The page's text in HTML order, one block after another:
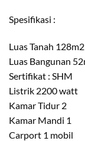
Spesifikasi :
Luas Tanah 128m2
Luas Bangunan
Sertifikat : SHM
Listrik 2200 watt
Kamar Tidur 2
Kamar Mandi 1
Carport 1 mobil